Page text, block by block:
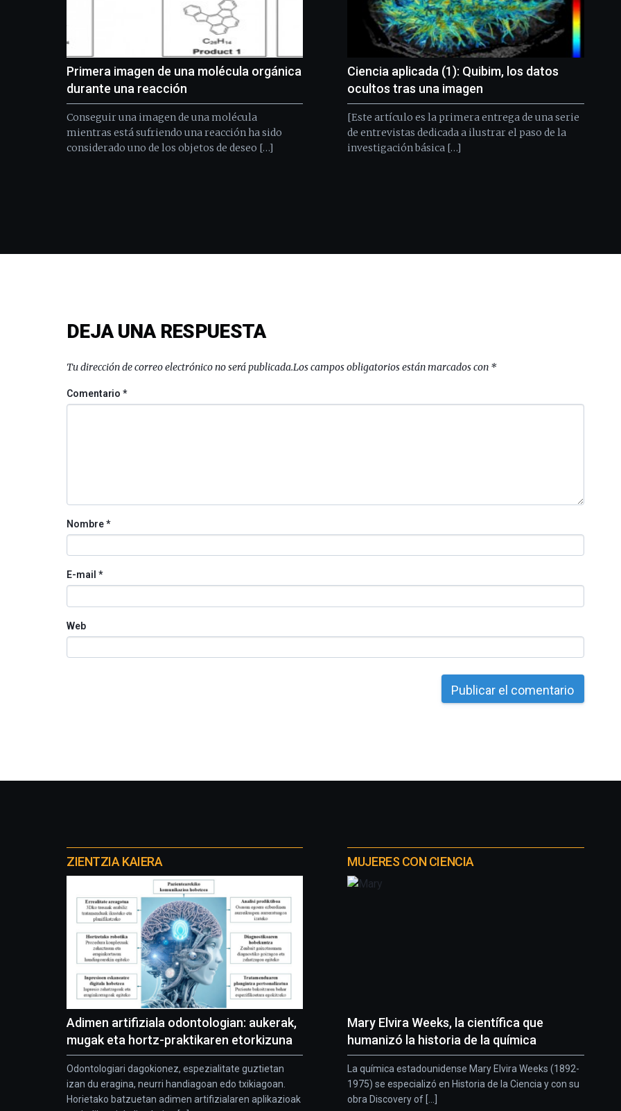
Primera imagen de una molécula orgánica
durante una reacción
Conseguir una imagen de una molécula
mientras está sufriendo una reacción ha sido
considerado uno de los objetos de deseo […]
Ciencia aplicada (1): Quibim, los datos
ocultos tras una imagen
[Este artículo es la primera entrega de una serie
de entrevistas dedicada a ilustrar el paso de la
investigación básica […]
DEJA UNA RESPUESTA
Tu dirección de correo electrónico no será publicada.Los campos obligatorios están marcados con *
Comentario*
Nombre*
E-mail *
Web
proyectos
ZIENTZIA KAIERA
Adimen artifiziala odontologian: aukerak,
mugak eta hortz-praktikaren etorkizuna
Odontologiari dagokionez, espezialitate guztietan
izan du eragina, neurri handiagoan edo txikiagoan.
Horietako batzuetan adimen artifizialaren aplikazioak
MUJERES CON CIENCIA
Mary Elvira Weeks, la científica que
humanizó la historia de la química
La química estadounidense Mary Elvira Weeks (1892-
1975) se especializó en Historia de la Ciencia y con su
obra Discovery of [...]